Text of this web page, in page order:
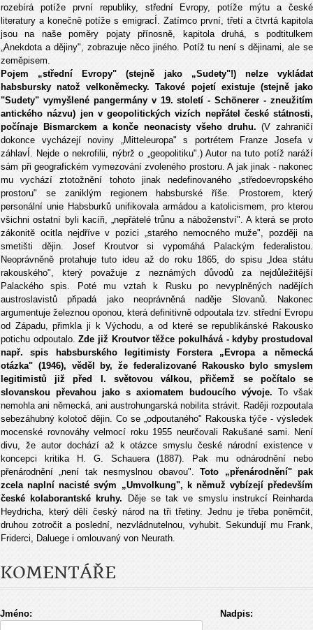
rozebírá potíže první republiky, střední Evropy, potíže mýtu a české
literatury a konečně potíže s emigracÍ. Zatímco první, třetí a čtvrtá kapitola
jsou na naše poměry pojaty přínosně, kapitola druhá, s podtitulkem
„Anekdota a dějiny", zobrazuje něco jiného. Potíž tu není s dějinami, ale se
zeměpisem.
Pojem „střední Evropy" (stejně jako „Sudety"!) nelze vykládat
habsbursky natož velkoněmecky. Takové pojetí existuje (stejně jako
"Sudety" vymyšlené pangermány v 19. století - Schönerer - zneužitím
antického názvu) jen v geopolitických vizích nepřátel české státnosti,
počínaje Bismarckem a konče neonacisty všeho druhu. (V zahraničí
dokonce vycházejí noviny „Mitteleuropa" s portrétem Franze Josefa v
záhlavÍ. Nejde o nekrofilii, nýbrž o „geopolitiku".) Autor na tuto potíž naráží
sám při geografickém vymezování zvoleného prostoru. A jak jinak - nakonec
mu vychází ztotožnění tohoto jinak nedefinovaného „středoevropského
prostoru" se zaniklým regionem habsburské říše. Prostorem, který
personální unie Habsburků unifikovala armádou a katolicismem, pro kterou
všichni ostatní byli kacíři, „nepřátelé trůnu a náboženství". A která se proto
zákonitě ocitla nejdříve v pozici „starého nemocného muže", později na
smetišti dějin. Josef Kroutvor si vypomáhá Palackým federalistou.
Neoprávněně protahuje tuto ideu až do roku 1865, do spisu „Idea státu
rakouského", který považuje z neznámých důvodů za nejdůležitější
Palackého spis. Poté mu vztah k Rusku po nevyplněných nadějích
austroslavistů připadá jako neoprávněná naděje Slovanů. Nakonec
argumentuje železnou oponou, která definitivně odpoutala tzv. střední Evropu
od Západu, přimkla ji k Východu, a od které se republikánské Rakousko
potichu odpoutalo.Zde již Kroutvor těžce pokulhává - kdyby prostudoval
např. spis habsburského legitimisty Forstera „Evropa a německá
otázka" (1946), věděl by, že federalizované Rakousko bylo smyslem
legitimistů již před I. světovou válkou, přičemž se počítalo se
slovanskou převahou jako s axiomatem budoucího vývoje. To však
nemohla ani německá, ani austrohungarská nobilita strávit. Raději rozpoutala
sebezáhubný kolotoč dějin. Co se „odpoutaného" Rakouska týče - výsledek
mocenské rovnováhy velmocí roku 1955 neurčovali Rakušané sami. Není
divu, že autor dochází až k otázce smyslu české národní existence v
koncepci kritika H. G. Schauera (1887). Pak mu odnárodnění nebo
přenárodnění „není tak nesmyslnou obavou".Toto „přenárodnění" pak
zcela naplní nacisté svým „Umvolkung", k němuž vybízejí především
české kolaborantské kruhy.
Děje se tak ve smyslu instrukcí Reinharda
Heydricha, který dělí český národ na tři třetiny. Jednu je třeba poněmčit,
druhou zotročit a poslední, nezvládnutelnou, vyhubit. Sekundují mu Frank,
Friderci, Daluege i omlouvaný von Neurath.
KOMENTÁŘE
Jméno: Nadpis: